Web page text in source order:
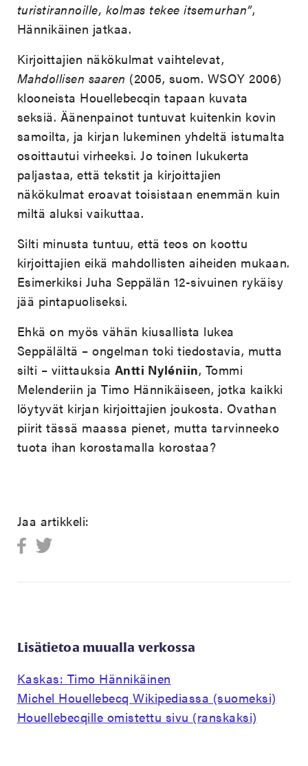
turistirannoille, kolmas tekee itsemurhan”,
Hännikäinen jatkaa.
Kirjoittajien näkökulmat vaihtelevat,
Mahdollisen saaren (2005, suom. WSOY 2006)
klooneista Houellebecqin tapaan kuvata
seksiä. Äänenpainot tuntuvat kuitenkin kovin
samoilta, ja kirjan lukeminen yhdeltä istumalta
osoittautui virheeksi. Jo toinen lukukerta
paljastaa, että tekstit ja kirjoittajien
näkökulmat eroavat toisistaan enemmän kuin
miltä aluksi vaikuttaa.
Silti minusta tuntuu, että teos on koottu
kirjoittajien eikä mahdollisten aiheiden mukaan.
Esimerkiksi Juha Seppälän 12-sivuinen rykäisy
jää pintapuoliseksi.
Ehkä on myös vähän kiusallista lukea
Seppälältä – ongelman toki tiedostavia, mutta
silti – viittauksia Antti Nyléniin, Tommi
Melenderiin ja Timo Hännikäiseen, jotka kaikki
löytyvät kirjan kirjoittajien joukosta. Ovathan
piirit tässä maassa pienet, mutta tarvinneeko
tuota ihan korostamalla korostaa?
Jaa artikkeli:
Lisätietoa muualla verkossa
Kaskas: Timo Hännikäinen
Michel Houellebecq Wikipediassa (suomeksi)
Houellebecqille omistettu sivu (ranskaksi)